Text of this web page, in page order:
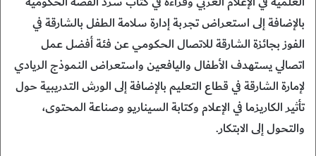
بالإضافة إلى استعراض تجربة إدارة سلامة الطفل بالشارقة في
الفوز بجائزة الشارقة للاتصال الحكومي عن فئة أفضل عمل
اتصالي يستهدف الأطفال واليافعين واستعراض النموذج الريادي
لإمارة الشارقة في قطاع التعليم بالإضافة إلى الورش التدريبية حول
تأثير الكاريزما في الإعلام وكتابة السيناريو وصناعة المحتوى،
والتحول إلى الابتكار.